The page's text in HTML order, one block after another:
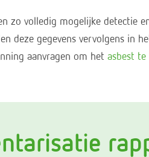
zo volledig mogelijke detectie
deze gegevens vervolgens in
aanvragen om het asbest te